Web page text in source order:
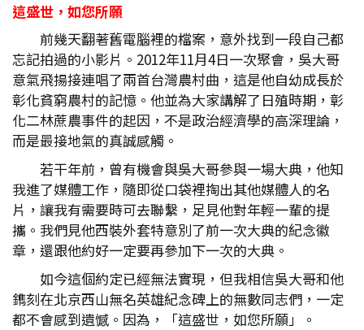
這盛世，如您所願
前幾天翻著舊電腦裡的檔案，意外找到一段自己都
忘記拍過的小影片。2012年11月4日一次聚會，吳大哥
意氣飛揚接連唱了兩首台灣農村曲，這是他自幼成長於
彰化貧窮農村的記憶。他並為大家講解了日殖時期，彰
化二林蔗農事件的起因，不是政治經濟學的高深理論，
而是最接地氣的真誠感觸。
若干年前，曾有機會與吳大哥參與一場大典，他知
我進了媒體工作，隨即從口袋裡掏出其他媒體人的名
片，讓我有需要時可去聯繫，足見他對年輕一輩的提
攜。我們見他西裝外套特意別了前一次大典的紀念徽
章，還跟他約好一定要再參加下一次的大典。
如今這個約定已經無法實現，但我相信吳大哥和他
鐫刻在北京西山無名英雄紀念碑上的無數同志們，一定
都不會感到遺憾。因為，「這盛世，如您所願」。